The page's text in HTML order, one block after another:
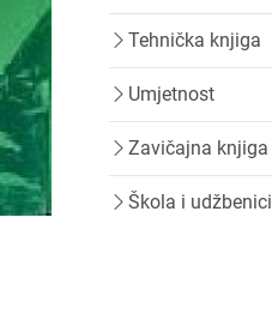
Tehnička knjiga
Umjetnost
Zavičajna knjiga
Škola i udžbenici